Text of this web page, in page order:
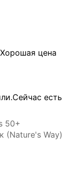
цена
есть
50+
(Nature's Way)